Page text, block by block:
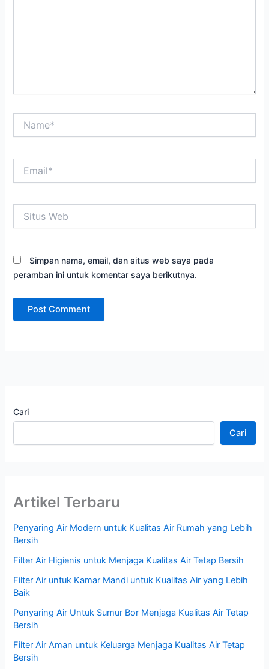
Web
Simpan nama, email, dan situs web saya pada
peramban ini untuk komentar saya berikutnya.
Cari
Cari
Artikel Terbaru
Penyaring Air Modern untuk Kualitas Air Rumah yang Lebih
Bersih
Filter Air Higienis untuk Menjaga Kualitas Air Tetap Bersih
Filter Air untuk Kamar Mandi untuk Kualitas Air yang Lebih
Baik
Penyaring Air Untuk Sumur Bor Menjaga Kualitas Air Tetap
Bersih
Filter Air Aman untuk Keluarga Menjaga Kualitas Air Tetap
Bersih